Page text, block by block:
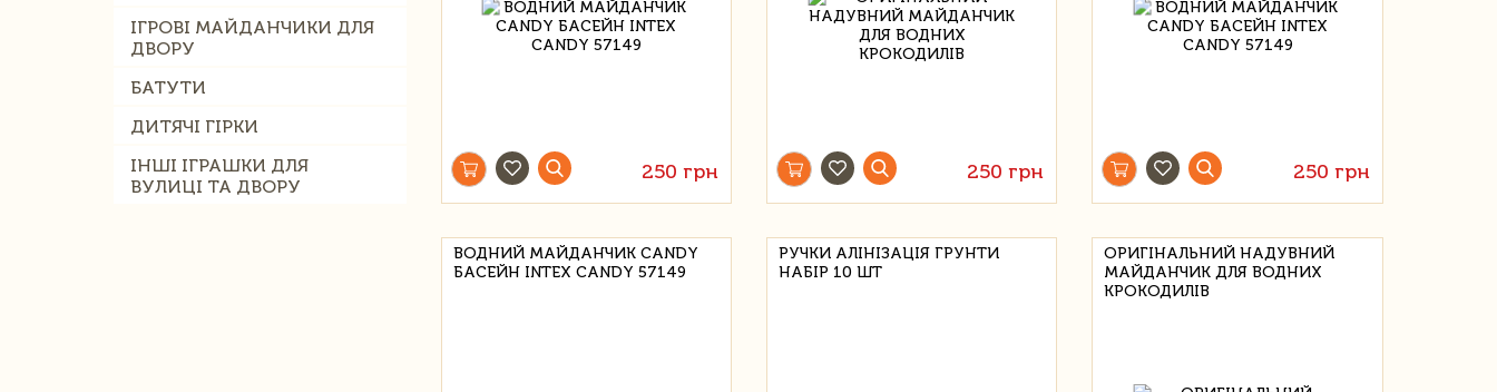
ІГРОВІ МАЙДАНЧИКИ ДЛЯ
ДВОРУ
БАТУТИ
ДИТЯЧІ ГІРКИ
ІНШІ ІГРАШКИ ДЛЯ
ВУЛИЦІ ТА ДВОРУ
250 грн 250 грн 250 грн
ВОДНИЙ МАЙДАНЧИК CANDY
БАСЕЙН INTEX CANDY 57149
РУЧКИ АЛІНІЗАЦІЯ ГРУНТИ
НАБІР 10 ШТ
ОРИГІНАЛЬНИЙ НАДУВНИЙ
МАЙДАНЧИК ДЛЯ ВОДНИХ
КРОКОДИЛІВ